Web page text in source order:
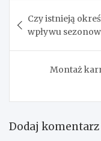
wpisu
Czy istnieją
wpływu
Montaż
Dodaj komentarz